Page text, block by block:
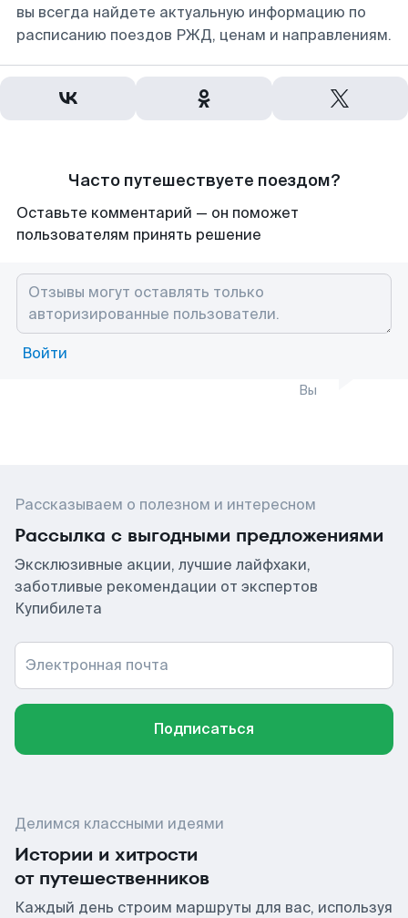
вы всегда найдете актуальную информацию по
расписанию поездов РЖД, ценам и направлениям.
Часто путешествуете поездом?
Оставьте комментарий — он поможет
пользователям принять решение
Войти
Вы
Рассказываем о полезном и интересном
Рассылка с выгодными предложениями
Эксклюзивные акции, лучшие лайфхаки,
заботливые рекомендации от экспертов
Купибилета
Электронная почта
Подписаться
Делимся классными идеями
Истории и хитрости
от путешественников
Каждый день строим маршруты для вас, используя